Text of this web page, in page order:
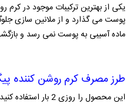
یکی از بهترین ترکیبات موجود در
پوست می گذارد و از ملانین سازی
ماده آسیبی به پوست نمی رسد و
طرز مصرفکرم روشن کننده
این محصول را روزی 2 بار استفاده کنید. یک بار صبح و یک بار عصر. مصرف ضد آفتاب را فراموش نکنید، زیرا آفتاب باعث بیشتر شدن لک پوست می شود.